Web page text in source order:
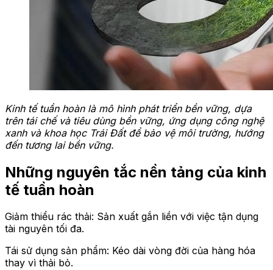
Kinh tế tuần hoàn là mô hình phát triển bền vững, dựa
trên tái chế và tiêu dùng bền vững, ứng dụng công nghệ
xanh và khoa học Trái Đất để bảo vệ môi trường, hướng
đến tương lai bền vững.
Những nguyên tắc nền tảng của kinh
tế tuần hoàn
Giảm thiểu rác thải: Sản xuất gắn liền với việc tận dụng
tài nguyên tối đa.
Tái sử dụng sản phẩm: Kéo dài vòng đời của hàng hóa
thay vì thải bỏ.